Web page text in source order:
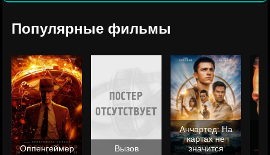
Популярные фильмы
Оппенгеймер Вызов
Анчартед: На
картах не
значится